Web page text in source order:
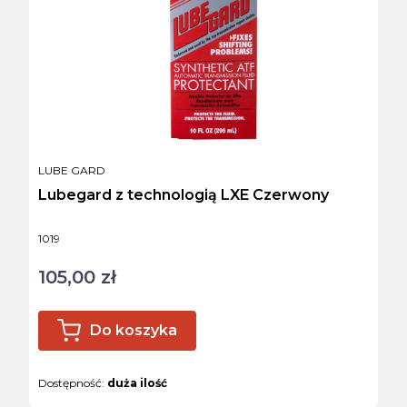
Kod produktu
1019
Lubegard z technologią LXE Czerwony
PRODUCENT
LUBE GARD
Cena
105,00 zł
Do koszyka
Dostępność: duża ilość